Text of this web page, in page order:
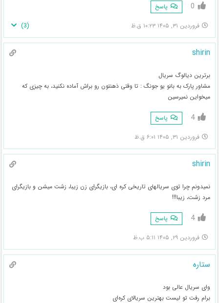
0 پاسخ
فروردین ۳۱, ۱۴۰۵ ۱۰:۲۳ ق.ظ (
3
)
shirin
برترین دیالوگ سریال
مشاور پارک به بانو یو جونگ : تا وقتی ذهنتون رو براش آماده نکنید، به چیزی که
میخواین نمیرسین
4 پاسخ
فروردین ۳۱, ۱۴۰۵ ۶:۰۱ ق.ظ
shirin
نمیدونم چرا توی سریالهای تاریخی کره ای، بازیگرای زن زیبا، زشت میشن و بازیگرای
مرد زشت، زیبا!!!
4 پاسخ
فروردین ۲۹, ۱۴۰۵ ۵:۱۱ ب.ظ
ستاره
وای سریال عالی بود
برام رفت تو لیست بهترین سریالای کره‌ای